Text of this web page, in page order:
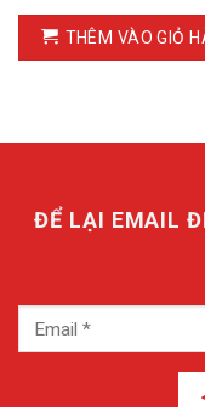
THÊM VÀO GIỎ
ĐỂ LẠI EMAIL